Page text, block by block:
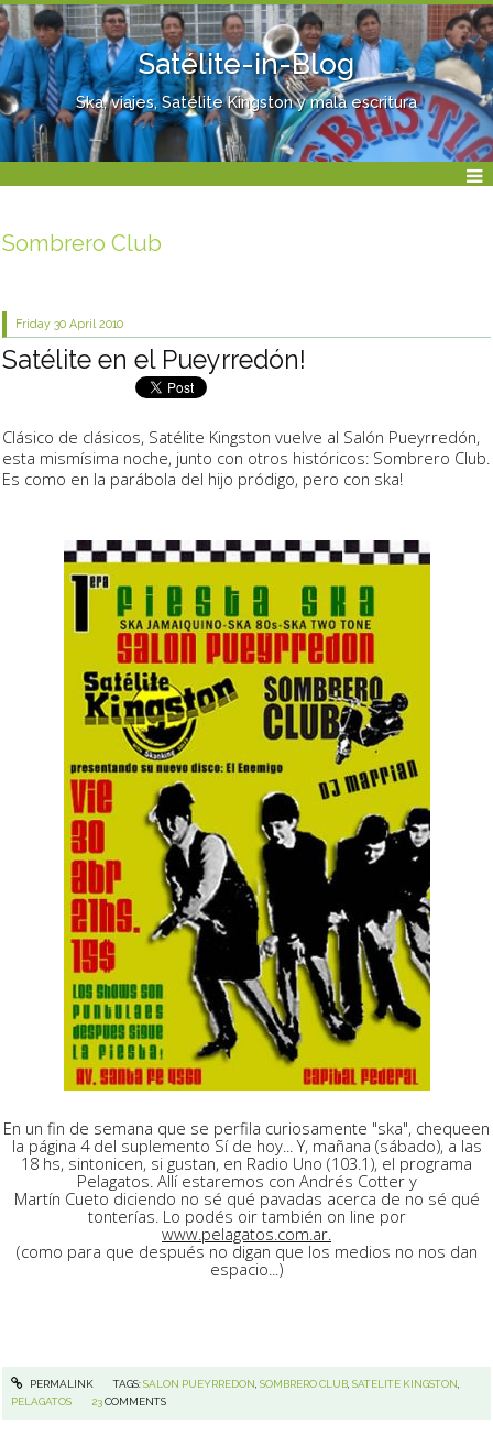
Satélite-in-Blog
Ska, viajes, Satélite Kingston y mala escritura
Sombrero Club
Friday 30 April 2010
Satélite en el Pueyrredón!
Clásico de clásicos, Satélite Kingston vuelve al Salón Pueyrredón,
esta mismísima noche, junto con otros históricos: Sombrero Club.
Es como en la parábola del hijo pródigo, pero con ska!
En un fin de semana que se perfila curiosamente "ska", chequeen
la página 4 del suplemento Sí de hoy... Y, mañana (sábado), a las
18 hs, sintonicen, si gustan, en Radio Uno (103.1), el programa
Pelagatos. Allí estaremos con Andrés Cotter y
Martín Cueto diciendo no sé qué pavadas acerca de no sé qué
tonterías. Lo podés oir también on line por
www.pelagatos.com.ar.
(como para que después no digan que los medios no nos dan
espacio...)
PERMALINK TAGS:SALON PUEYRREDON SOMBRERO CLUB, SATELITE KINGSTON
PELAGATOS
23 COMMENTS